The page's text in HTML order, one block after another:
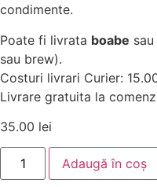
condimente.
Poate fi livrata boabe sau
sau brew).
Costuri livrari Curier:
Livrare gratuita la
35.00 lei
Cantitate
Cafea
Proaspat
Adaugă în coș